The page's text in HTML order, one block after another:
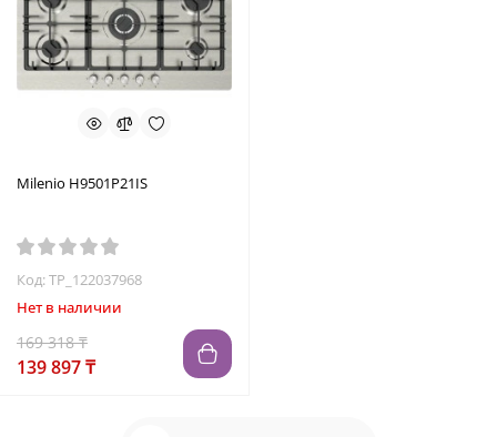
Milenio H9501P21IS
Код: TP_122037968
Нет в наличии
169 318 ₸
139 897 ₸